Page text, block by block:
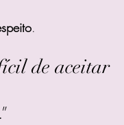
.
de aceitar